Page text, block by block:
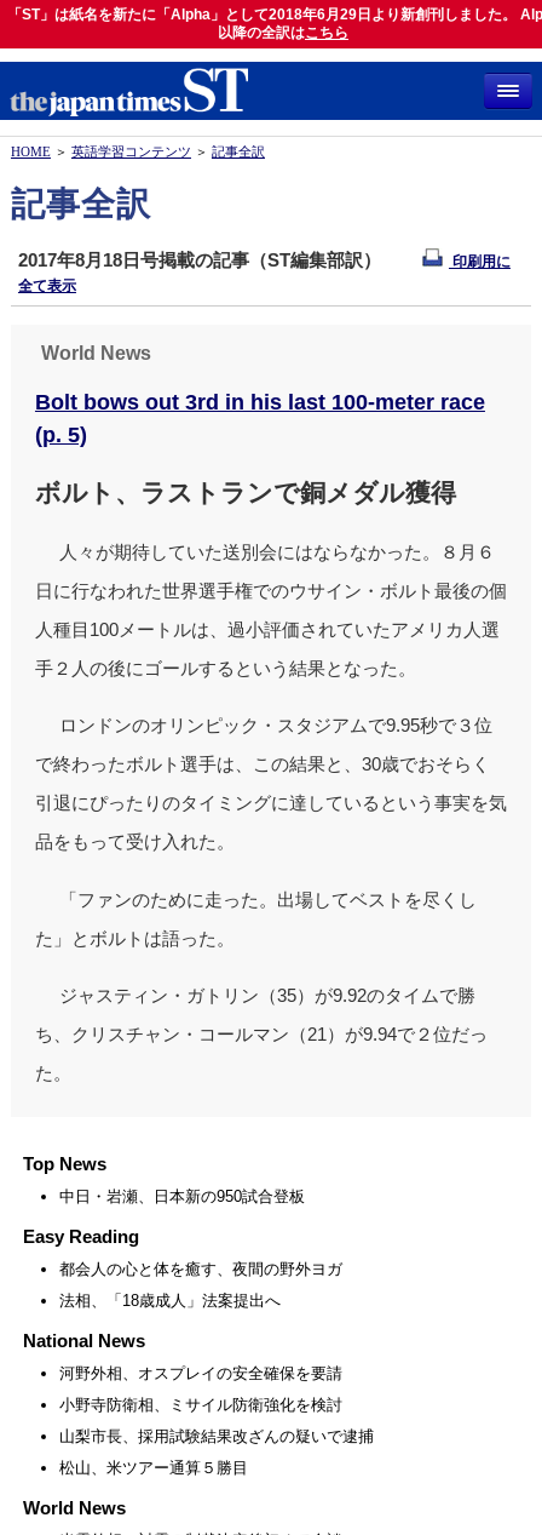
「ST」は紙名を新たに「Alpha」として2018年6月29日より新創刊しました。
以降の全訳はこちら
「ST」は紙名を新たに「Alpha」として2018年6月29日より新創刊しました。
以降の全訳はこちら
HOME＞ 英語学習コンテンツ ＞ 記事全訳
記事全訳
2017年8月18日号掲載の記事（ST編集部訳）
印刷用に
全て表示
World News
Bolt bows out 3rd in his last 100-meter race
(p. 5)
ボルト、ラストランで銅メダル獲得
人々が期待していた送別会にはならなかった。８月６
日に行なわれた世界選手権でのウサイン・ボルト最後の個
人種目100メートルは、過小評価されていたアメリカ人選
手２人の後にゴールするという結果となった。
ロンドンのオリンピック・スタジアムで9.95秒で３位
で終わったボルト選手は、この結果と、30歳でおそらく
引退にぴったりのタイミングに達しているという事実を気
品をもって受け入れた。
「ファンのために走った。出場してベストを尽くし
た」とボルトは語った。
ジャスティン・ガトリン（35）が9.92のタイムで勝
ち、クリスチャン・コールマン（21）が9.94で２位だっ
た。
Top News
中日・岩瀬、日本新の950試合登板
Easy Reading
都会人の心と体を癒す、夜間の野外ヨガ
法相、「18歳成人」法案提出へ
National News
河野外相、オスプレイの安全確保を要請
小野寺防衛相、ミサイル防衛強化を検討
山梨市長、採用試験結果改ざんの疑いで逮捕
松山、米ツアー通算５勝目
World News